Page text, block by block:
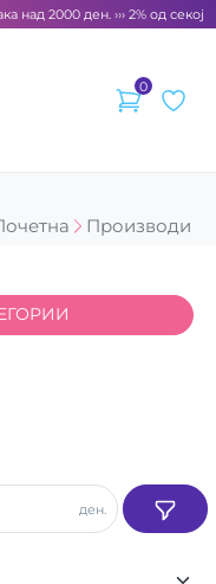
над 2000 ден. ››› 2% од
0
Производи
ден.